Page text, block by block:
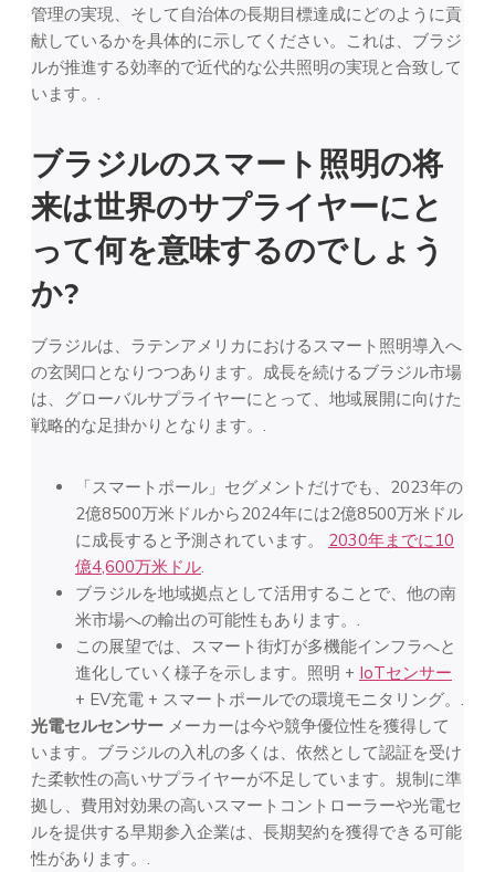
管理の実現、そして自治体の長期目標達成にどのように貢
献しているかを具体的に示してください。これは、ブラジ
ルが推進する効率的で近代的な公共照明の実現と合致して
います。.
ブラジルのスマート照明の将
来は世界のサプライヤーにと
って何を意味するのでしょう
か?
ブラジルは、ラテンアメリカにおけるスマート照明導入へ
の玄関口となりつつあります。成長を続けるブラジル市場
は、グローバルサプライヤーにとって、地域展開に向けた
戦略的な足掛かりとなります。.
「スマートポール」セグメントだけでも、2023年の
2億8500万米ドルから2024年には2億8500万米ドル
に成長すると予測されています。 2030年までに10
億4,600万米ドル.
ブラジルを地域拠点として活用することで、他の南
米市場への輸出の可能性もあります。.
この展望では、スマート街灯が多機能インフラへと
進化していく様子を示します。照明 + IoTセンサー
+ EV充電 + スマートポールでの環境モニタリング。.
光電セルセンサー メーカーは今や競争優位性を獲得して
います。ブラジルの入札の多くは、依然として認証を受け
た柔軟性の高いサプライヤーが不足しています。規制に準
拠し、費用対効果の高いスマートコントローラーや光電セ
ルを提供する早期参入企業は、長期契約を獲得できる可能
性があります。.